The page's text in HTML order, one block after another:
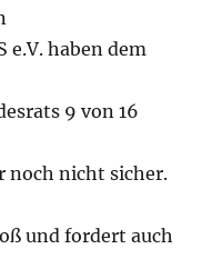
e.V. haben dem
9 von 16
noch nicht sicher.
und fordert auch